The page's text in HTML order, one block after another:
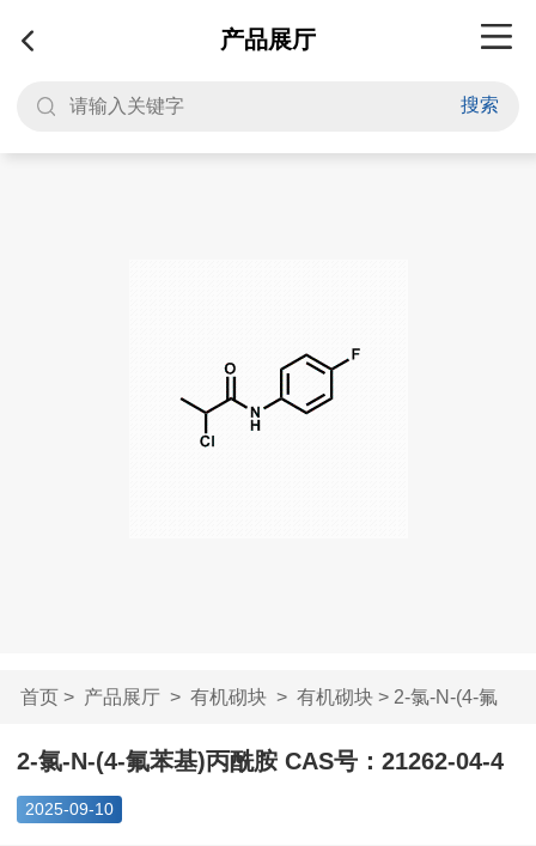
产品展厅
搜索
首页> 产品展厅> 有机砌块> 有机砌块> 2-氯-N-(4-氟
苯基)丙酰胺 CAS...
2-氯-N-(4-氟苯基)丙酰胺 CAS号：21262-04-4
2025-09-10